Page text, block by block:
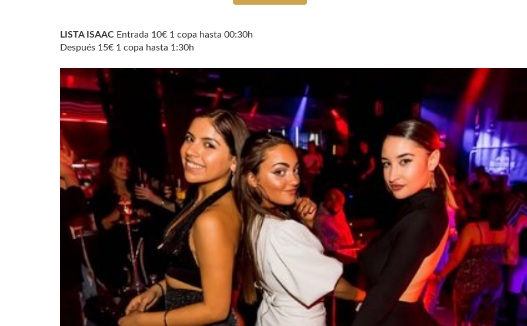
LISTA ISAAC Entrada 10€ 1 copa hasta 00:30h
Después 15€ 1 copa hasta 1:30h